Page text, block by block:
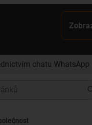
chatu WhatsApp